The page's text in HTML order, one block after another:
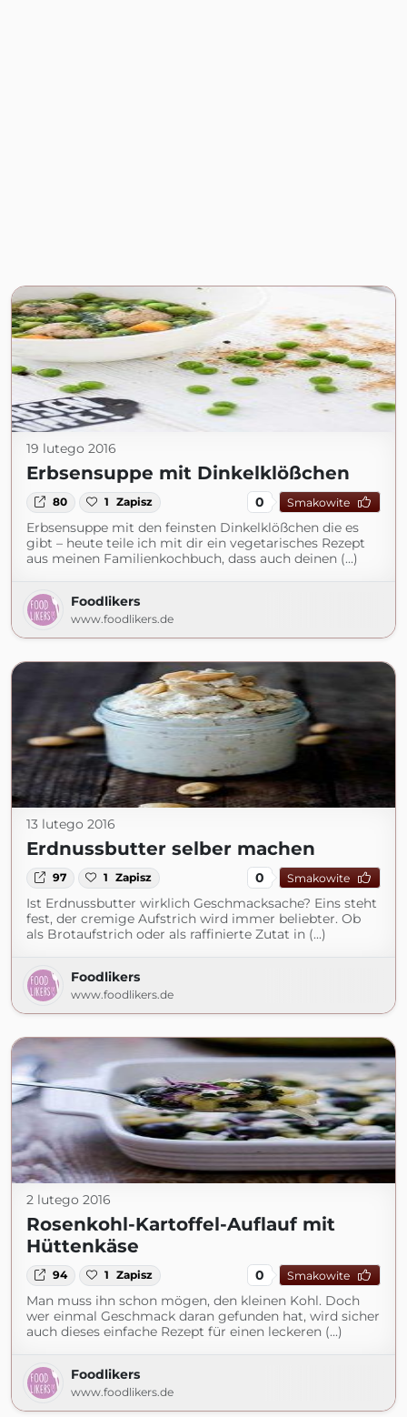
19 lutego 2016
Erbsensuppe mit Dinkelklößchen
80 1 Zapisz 0 Smakowite
Erbsensuppe mit den feinsten Dinkelklößchen die es
gibt – heute teile ich mit dir ein vegetarisches Rezept
aus meinen Familienkochbuch, dass auch deinen (...)
Foodlikers
www.foodlikers.de
13 lutego 2016
Erdnussbutter selber machen
97 1 Zapisz 0 Smakowite
Ist Erdnussbutter wirklich Geschmacksache? Eins steht
fest, der cremige Aufstrich wird immer beliebter. Ob
als Brotaufstrich oder als raffinierte Zutat in (...)
Foodlikers
www.foodlikers.de
2 lutego 2016
Rosenkohl-Kartoffel-Auflauf mit
Hüttenkäse
94 1 Zapisz 0 Smakowite
Man muss ihn schon mögen, den kleinen Kohl. Doch
wer einmal Geschmack daran gefunden hat, wird sicher
auch dieses einfache Rezept für einen leckeren (...)
Foodlikers
www.foodlikers.de